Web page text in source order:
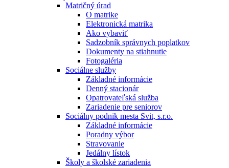
Matričný úrad
O matrike
Elektronická matrika
Ako vybaviť
Sadzobník správnych poplatkov
Dokumenty na stiahnutie
Fotogaléria
Sociálne služby
Základné informácie
Denný stacionár
Opatrovateľská služba
Zariadenie pre seniorov
Sociálny podnik mesta Svit, s.r.o.
Základné informácie
Poradny výbor
Stravovanie
Jedálny lístok
Školy a školské zariadenia